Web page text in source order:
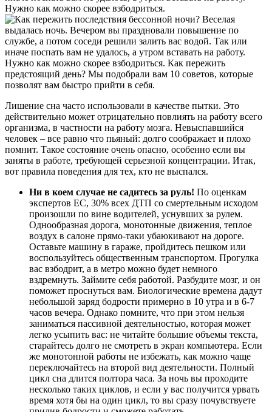
Нужно как можно скорее взбодриться.
Веселая
выдалась ночь. Вечером вы праздновали повышение по
службе, а потом соседи решили залить вас водой. Так или
иначе поспать вам не удалось, а утром вставать на работу.
Нужно как можно скорее взбодриться. Как пережить
предстоящий день? Мы подобрали вам 10 советов, которые
позволят вам быстро прийти в себя.
Лишение сна часто использовали в качестве пытки. Это
действительно может отрицательно повлиять на работу всего
организма, в частности на работу мозга. Невыспавшийся
человек – все равно что пьяный: долго соображает и плохо
помнит. Такое состояние очень опасно, особенно если вы
заняты в работе, требующей серьезной концентрации. Итак,
вот правила поведения для тех, кто не выспался.
Ни в коем случае не садитесь за руль! По оценкам
экспертов ЕС, 30% всех ДТП со смертельным исходом
произошли по вине водителей, уснувших за рулем.
Однообразная дорога, монотонные движения, теплое
воздух в салоне прямо-таки убаюкивают на дороге.
Оставьте машину в гараже, пройдитесь пешком или
воспользуйтесь общественным транспортом. Прогулка
вас взбодрит, а в метро можно будет немного
вздремнуть. Займите себя работой. Разбудите мозг, и он
поможет проснуться вам. Биологические времена дадут
небольшой заряд бодрости примерно в 10 утра и в 6-7
часов вечера. Однако помните, что при этом нельзя
заниматься пассивной деятельностью, которая может
легко усыпить вас: не читайте большие объемы текста,
старайтесь долго не смотреть в экран компьютера. Если
же монотонной работы не избежать, как можно чаще
переключайтесь на второй вид деятельности. Полный
цикл сна длится полтора часа. За ночь вы проходите
несколько таких циклов, и если у вас получится урвать
время хотя бы на один цикл, то вы сразу почувствуете